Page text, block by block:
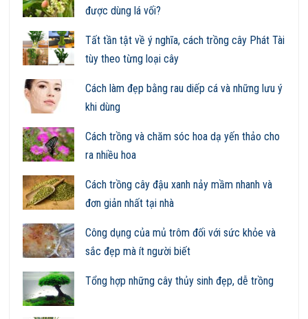
được dùng lá vối?
Tất tần tật về ý nghĩa, cách trồng cây Phát Tài
tùy theo từng loại cây
Cách làm đẹp bằng rau diếp cá và những lưu ý
khi dùng
Cách trồng và chăm sóc hoa dạ yến thảo cho
ra nhiều hoa
Cách trồng cây đậu xanh nảy mầm nhanh và
đơn giản nhất tại nhà
Công dụng của mủ trôm đối với sức khỏe và
sắc đẹp mà ít người biết
Tổng hợp những cây thủy sinh đẹp, dễ trồng